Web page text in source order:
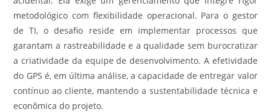
metodológico com flexibilidade operacional. Para o gestor
de TI, o desafio reside em implementar processos que
garantam a rastreabilidade e a qualidade sem burocratizar
a criatividade da equipe de desenvolvimento. A efetividade
do GPS é, em última análise, a capacidade de entregar valor
contínuo ao cliente, mantendo a sustentabilidade técnica e
econômica do projeto.